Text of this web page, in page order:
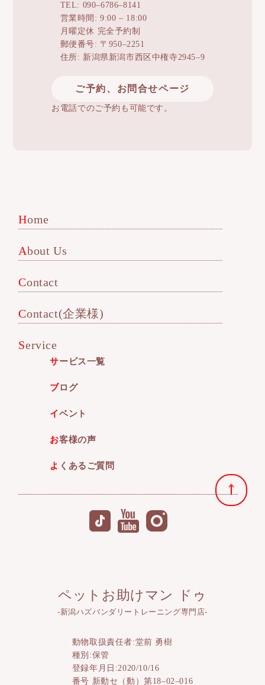
TEL: 090–6786–8141
営業時間: 9:00 – 18:00
月曜定休 完全予約制
郵便番号: 〒950–2251
住所: 新潟県新潟市西区中権寺2945–9
ご予約、お問合せページ
お電話でのご予約も可能です。
Home
About Us
Contact
Contact(企業様)
Service
サービス一覧
ブログ
イベント
お客様の声
よくあるご質問
ペットお助けマン ドゥ
-新潟ハズバンダリートレーニング専門店-
動物取扱責任者:堂前 勇樹
種別:保管
登録年月日:2020/10/16
番号 新動セ（動）第18–02–016